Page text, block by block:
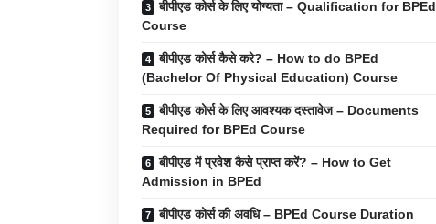
बीपीएड कोर्स के लिए योग्यता – Qualification for BPEd
Course
बीपीएड कोर्स कैसे करे? – How to do BPEd
(Bachelor Of Physical Education) Course
बीपीएड कोर्स के लिए आवश्यक दस्तावेज – Documents
Required for BPEd Course
बीपीएड में प्रवेश कैसे प्राप्त करें? – How to Get
Admission in BPEd
बीपीएड कोर्स की अवधि – BPEd Course Duration